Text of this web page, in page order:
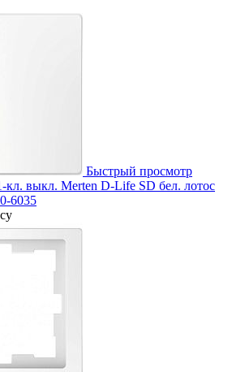
Быстрый просмотр
кл. выкл. Merten D-Life SD бел. лотос
6035